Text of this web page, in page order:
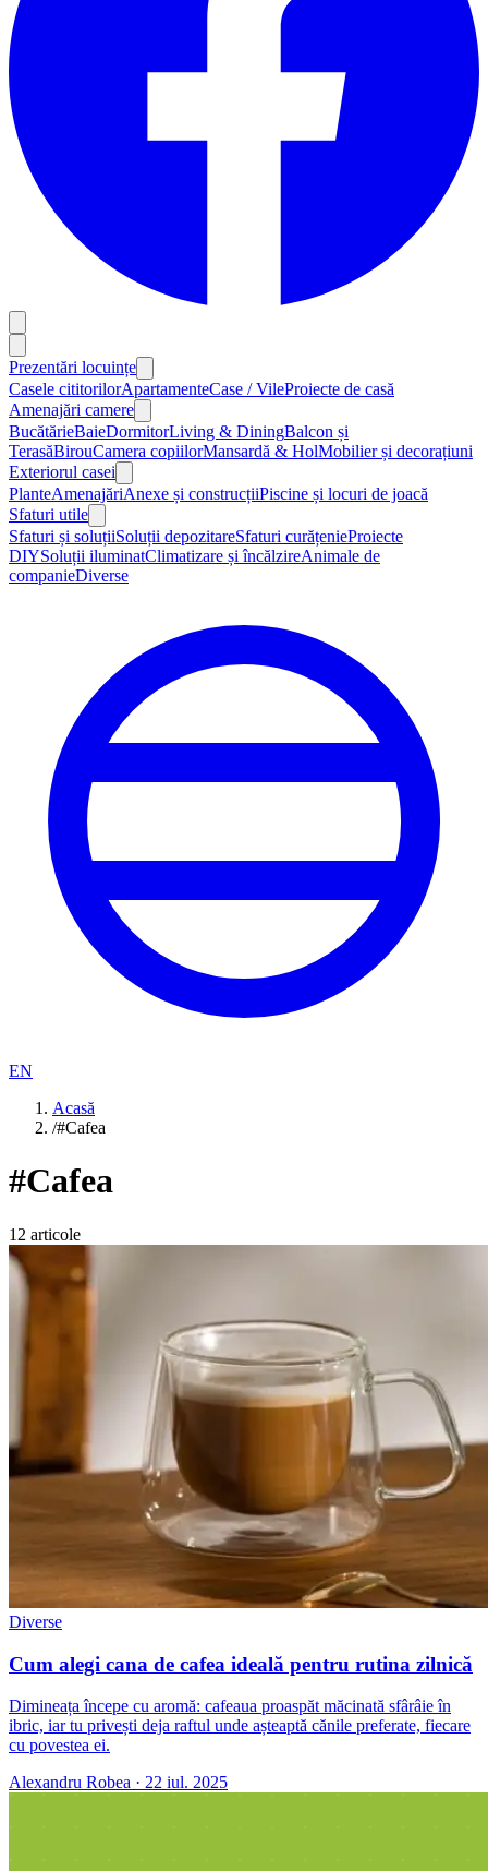
Prezentări locuințe
Casele cititorilorApartamenteCase / VileProiecte de casă
Amenajări camere
BucătărieBaieDormitorLiving & DiningBalcon și
TerasăBirouCamera copiilorMansardă & HolMobilier și decorațiuni
Exteriorul casei
PlanteAmenajăriAnexe și construcțiiPiscine și locuri de joacă
Sfaturi utile
Sfaturi și soluțiiSoluții depozitareSfaturi curățenieProiecte
DIYSoluții iluminatClimatizare și încălzireAnimale de
companieDiverse
EN
Acasă
/#Cafea
#Cafea
12 articole
Diverse
Cum alegi cana de cafea ideală pentru rutina zilnică
Dimineața începe cu aromă: cafeaua proaspăt măcinată sfârâie în
ibric, iar tu privești deja raftul unde așteaptă cănile preferate, fiecare
cu povestea ei.
Alexandru Robea · 22 iul. 2025